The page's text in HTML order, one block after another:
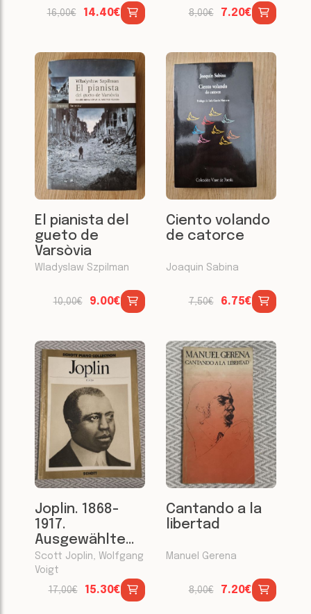
16,00€ 14.40€ 8,00€ 7.20€
El pianista del
gueto de
Varsòvia
Wladyslaw Szpilman
10,00€ 9.00€
Ciento volando
de catorce
Joaquin Sabina
7,50€ 6.75€
Joplin. 1868-
1917.
Ausgewählte
Ratimes /
Selected
Ratimes. Piano
Scott Joplin, Wolfgang
Voigt
17,00€ 15.30€
Cantando a la
libertad
Manuel Gerena
8,00€ 7.20€